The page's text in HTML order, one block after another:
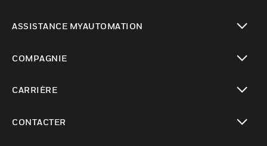
ASSISTANCE MYAUTOMATION
COMPAGNIE
CARRIÈRE
CONTACTER